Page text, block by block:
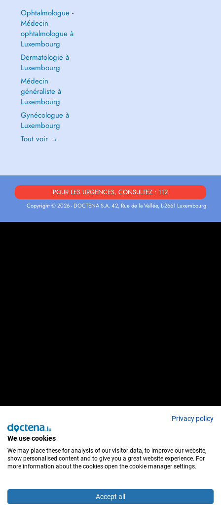
Ophtalmologue -
Médecin
ophtalmologue à
Luxembourg
Dermatologie à
Luxembourg
Médecin
généraliste à
Luxembourg
Gynécologue à
Luxembourg
Tout voir →
POUR LES URGENCES, CONSULTEZ : 112
Copyright © 2026 - DOCTENA S.A. 42, Rue de la Vallée, L-2661 Luxembourg
Privacy policy
We use cookies
We may place these for analysis of our visitor data, to improve our website,
show personalised content and to give you a great website experience. For
more information about the cookies open the cookie manager settings.
Accept all